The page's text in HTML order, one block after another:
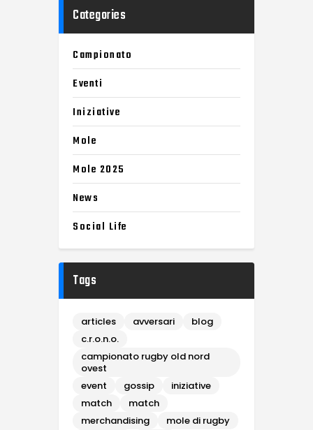
Categories
Campionato
Eventi
Iniziative
Mole
Mole 2025
News
Social Life
Tags
articles avversari
blog
c.r.o.n.o.
campionato rugby old nord
ovest
event
gossip
iniziative
match
match
merchandising
mole di rugby